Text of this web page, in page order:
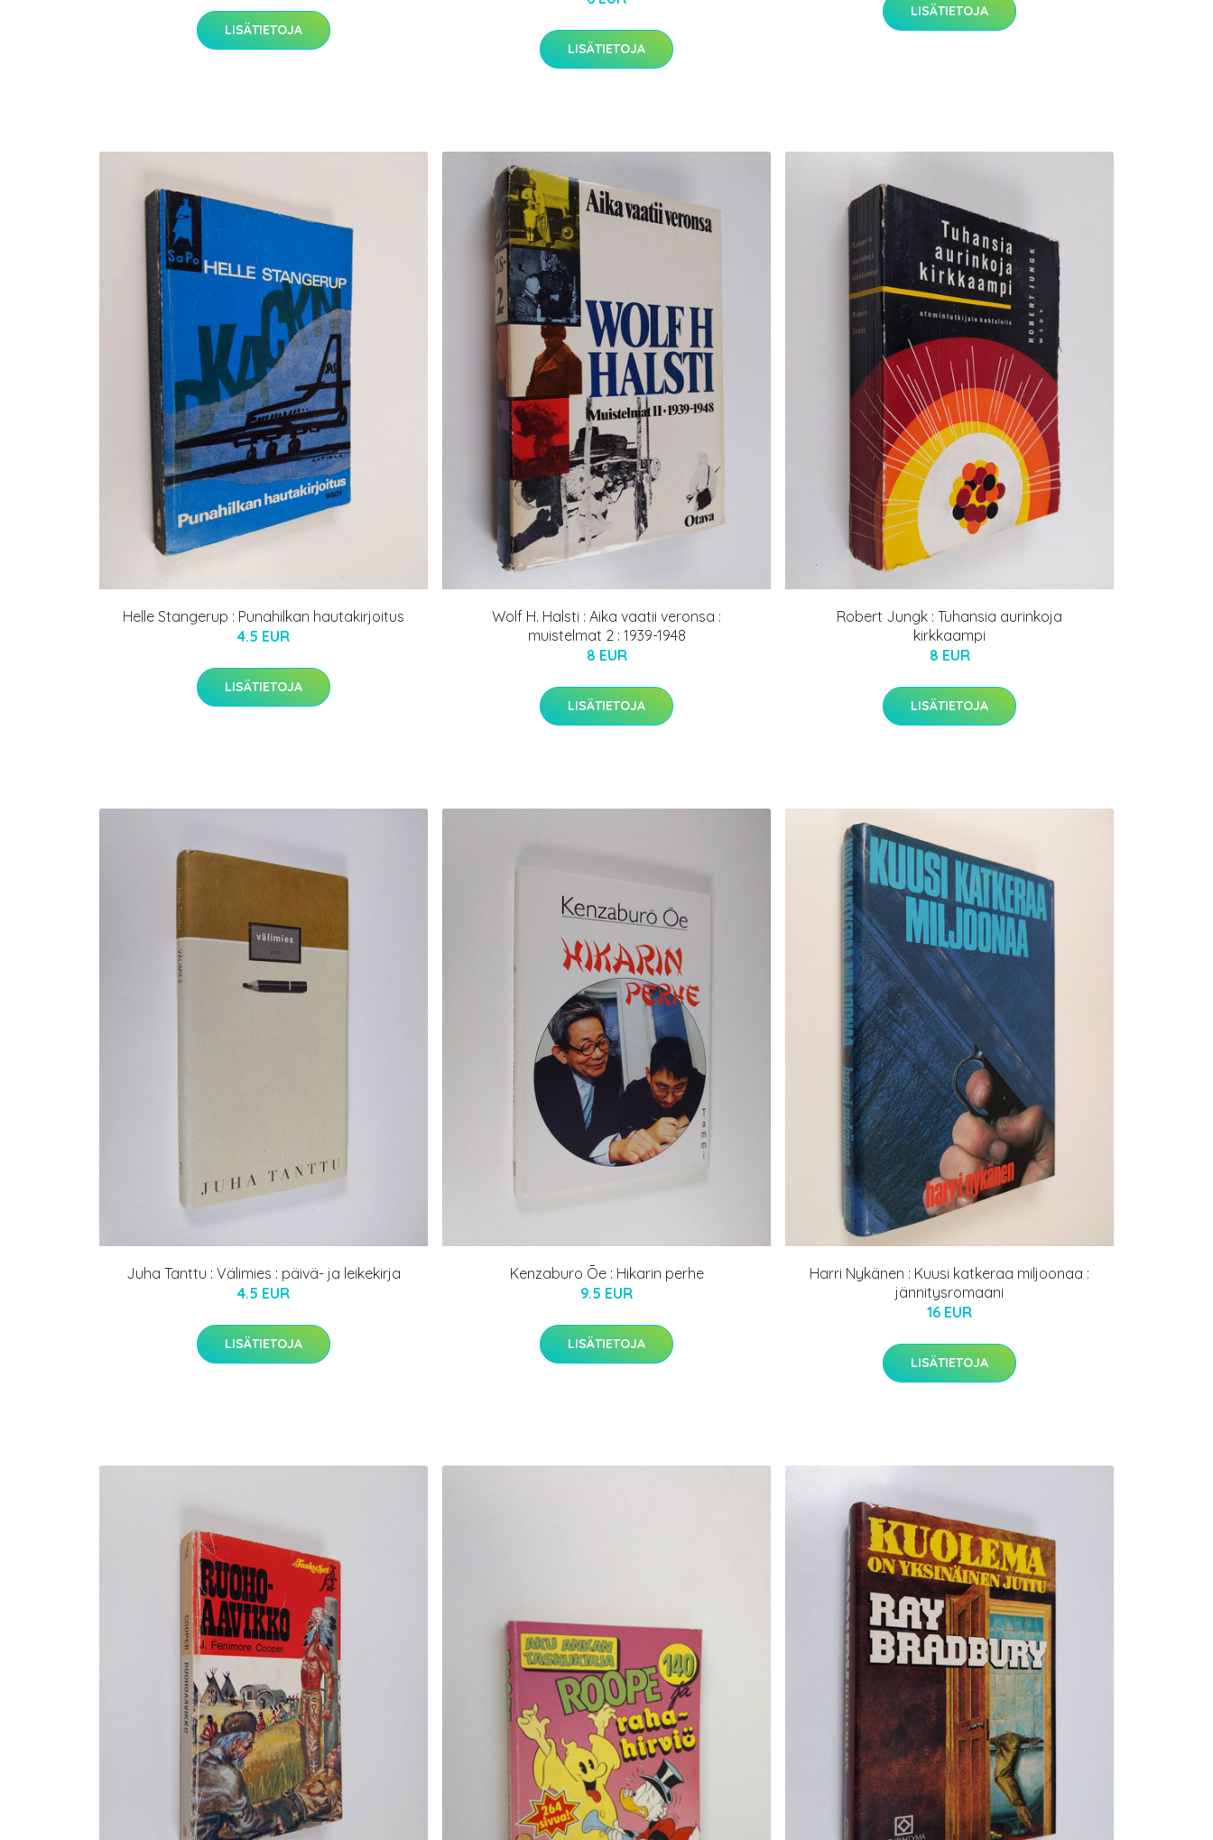
LISÄTIETOJA
LISÄTIETOJA
LISÄTIETOJA
Helle Stangerup : Punahilkan hautakirjoitus
4.5 EUR
LISÄTIETOJA
Wolf H. Halsti : Aika vaatii veronsa :
muistelmat 2 : 1939-1948
8 EUR
LISÄTIETOJA
Robert Jungk : Tuhansia aurinkoja
kirkkaampi
8 EUR
LISÄTIETOJA
Juha Tanttu : Välimies : päivä- ja leikekirja
4.5 EUR
LISÄTIETOJA
Kenzaburo Ōe : Hikarin perhe
9.5 EUR
LISÄTIETOJA
Harri Nykänen : Kuusi katkeraa miljoonaa :
jännitysromaani
16 EUR
LISÄTIETOJA